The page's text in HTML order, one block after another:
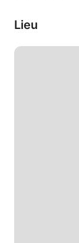
Nous
groupe pour
mois afin de
Lieu